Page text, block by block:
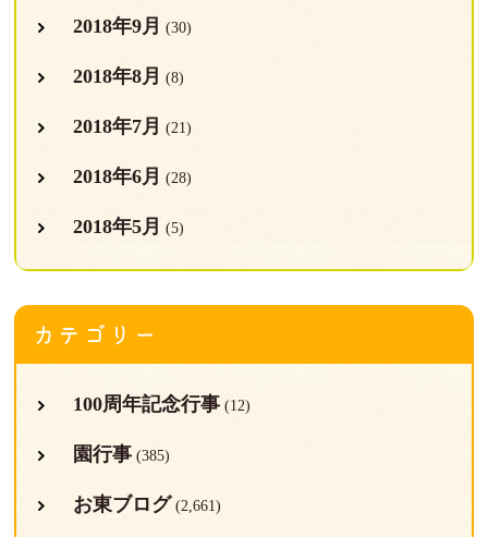
2018年9月 (30)
2018年8月 (8)
2018年7月 (21)
2018年6月 (28)
2018年5月 (5)
カテゴリー
100周年記念行事(12)
園行事(385)
お東ブログ (2,661)